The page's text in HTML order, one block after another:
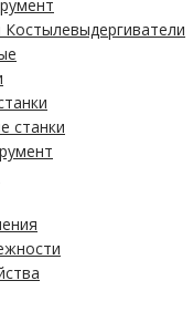
станки